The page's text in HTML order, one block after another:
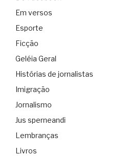
Em versos
Esporte
Ficção
Geléia Geral
Histórias de jornalistas
Imigração
Jornalismo
Jus sperneandi
Lembranças
Livros